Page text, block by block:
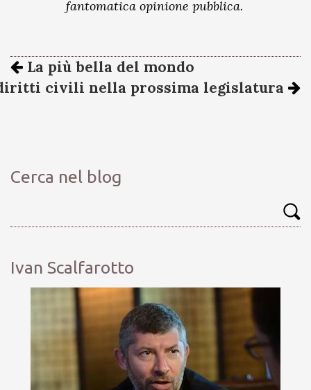
fantomatica opinione pubblica.
La più bella del mondo
civili nella prossima legislatura
Cerca nel blog
Ivan Scalfarotto